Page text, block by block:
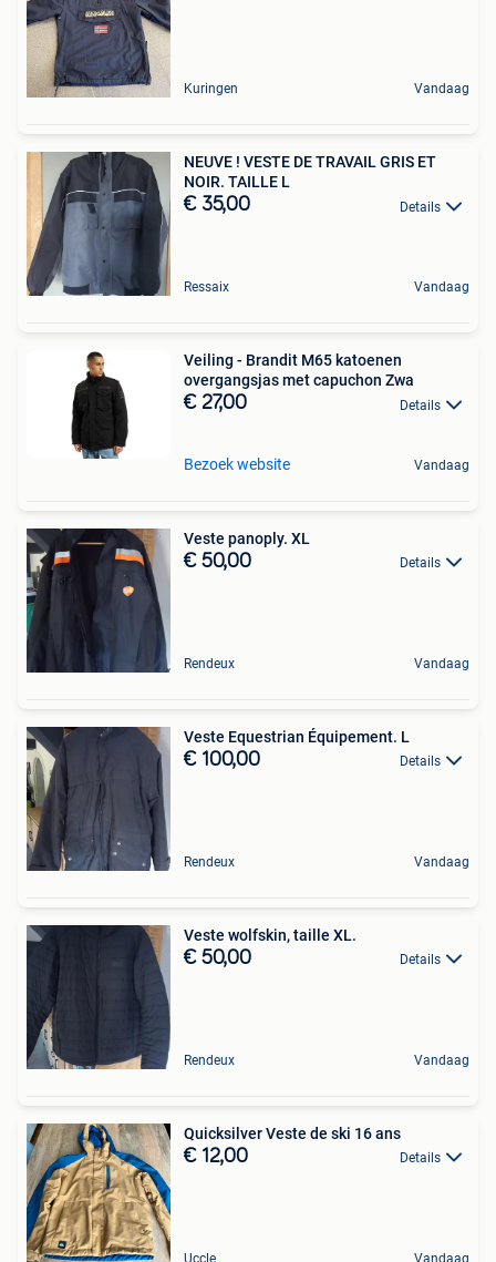
Kuringen Vandaag
NEUVE ! VESTE DE TRAVAIL GRIS ET
NOIR. TAILLE L
€ 35,00 Details
Ressaix Vandaag
Veiling - Brandit M65 katoenen
overgangsjas met capuchon Zwa
€ 27,00 Details
Bezoek website Vandaag
Veste panoply. XL
€ 50,00 Details
Rendeux Vandaag
Veste Equestrian Équipement. L
€ 100,00 Details
Rendeux Vandaag
Veste wolfskin, taille XL.
€ 50,00 Details
Rendeux Vandaag
Quicksilver Veste de ski 16 ans
€ 12,00 Details
Uccle Vandaag